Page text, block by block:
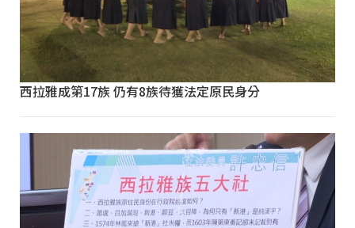
西拉雅成第17族 仍有8族待獲法定原民身分